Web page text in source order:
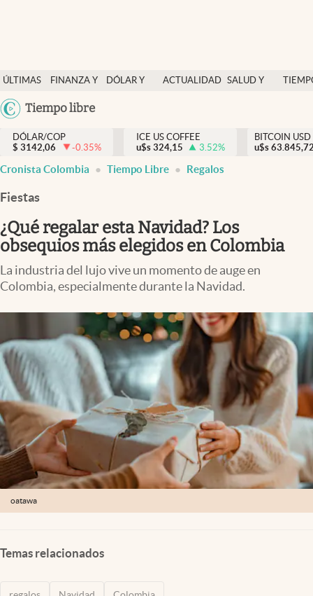
ÚLTIMAS
NOTICIAS
FINANZA Y
DÓLAR Y
ACTUALIDAD SALUD Y
México
Tiempo libre
Salud y nutrición
Vida espiritual
Actualidad
Colombia
DÓLAR/COP
$ 3142,06 -0.35%
ICE US COFFEE
u$s 324,15 3.52%
BITCOIN USD
u$s
Cronista Colombia Tiempo Libre Regalos
Fiestas
¿Qué regalar esta Navidad? Los
obsequios más elegidos en Colombia
La industria del lujo vive un momento de auge en
Colombia, especialmente durante la Navidad.
oatawa
Temas relacionados